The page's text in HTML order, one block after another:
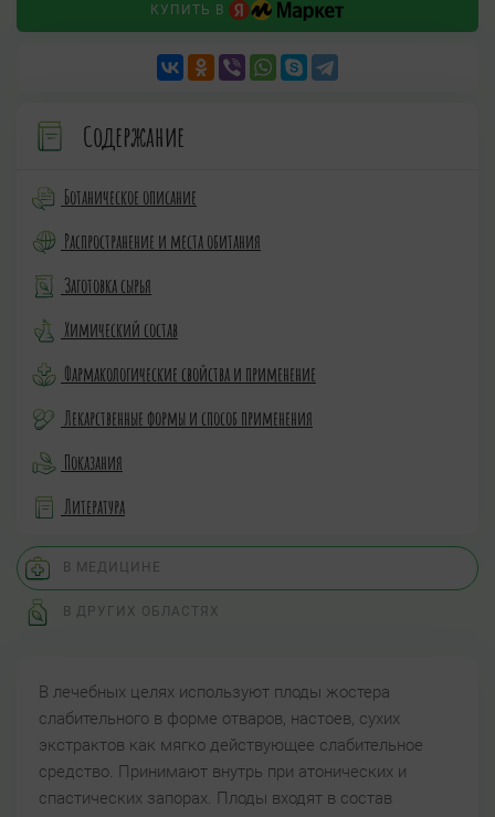
КУПИТЬ В
Содержание
Ботаническое описание
Распространение и места обитания
Заготовка сырья
Химический состав
Фармакологические свойства и применение
Лекарственные формы и способ применения
Показания
Литература
В МЕДИЦИНЕ
В ДРУГИХ ОБЛАСТЯХ
В лечебных целях используют плоды жостера
слабительного в форме отваров, настоев, сухих
экстрактов как мягко действующее слабительное
средство. Принимают внутрь при атонических и
спастических запорах. Плоды входят в состав